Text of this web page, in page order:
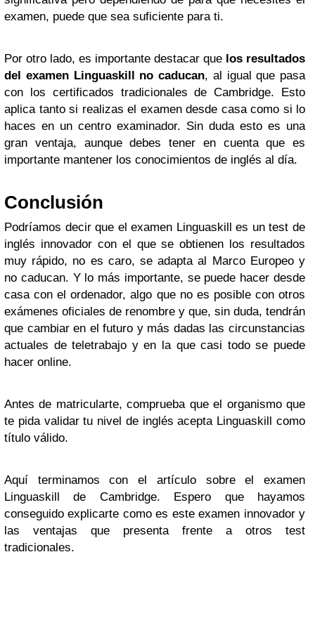
examen, puede que sea suficiente para ti.
Por otro lado, es importante destacar que los resultados
del examen Linguaskill no caducan, al igual que pasa
con los certificados tradicionales de Cambridge. Esto
aplica tanto si realizas el examen desde casa como si lo
haces en un centro examinador. Sin duda esto es una
gran ventaja, aunque debes tener en cuenta que es
importante mantener los conocimientos de inglés al día.
Conclusión
Podríamos decir que el examen Linguaskill es un test de
inglés innovador con el que se obtienen los resultados
muy rápido, no es caro, se adapta al Marco Europeo y
no caducan. Y lo más importante, se puede hacer desde
casa con el ordenador, algo que no es posible con otros
exámenes oficiales de renombre y que, sin duda, tendrán
que cambiar en el futuro y más dadas las circunstancias
actuales de teletrabajo y en la que casi todo se puede
hacer online.
Antes de matricularte, comprueba que el organismo que
te pida validar tu nivel de inglés acepta Linguaskill como
título válido.
Aquí terminamos con el artículo sobre el examen
Linguaskill de Cambridge. Espero que hayamos
conseguido explicarte como es este examen innovador y
las ventajas que presenta frente a otros test
tradicionales.